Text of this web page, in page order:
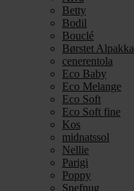
Betty
Bodil
Bouclé
Børstet Alpakka
cenerentola
Eco Baby
Eco Melange
Eco Soft
Eco Soft fine
Kos
midnatssol
Nellie
Parigi
Poppy
Snefnug